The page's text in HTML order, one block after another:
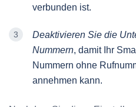
verbunden ist.
Deaktivieren Sie die
Nummern, damit Ihr
Nummern ohne
annehmen kann.